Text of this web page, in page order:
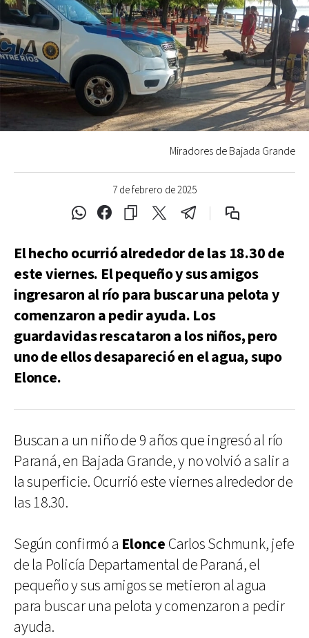
7 de febrero de 2025
Miradores de Bajada Grande
El hecho ocurrió alrededor de las 18.30 de
este viernes. El pequeño y sus amigos
ingresaron al río para buscar una pelota y
comenzaron a pedir ayuda. Los
guardavidas rescataron a los niños, pero
uno de ellos desapareció en el agua, supo
Elonce.
Buscan a un niño de 9 años que ingresó al río
Paraná, en Bajada Grande, y no volvió a salir a
la superficie. Ocurrió este viernes alrededor de
las 18.30.
Según confirmó a Elonce Carlos Schmunk, jefe
de la Policía Departamental de Paraná, el
pequeño y sus amigos se metieron al agua
para buscar una pelota y comenzaron a pedir
ayuda.